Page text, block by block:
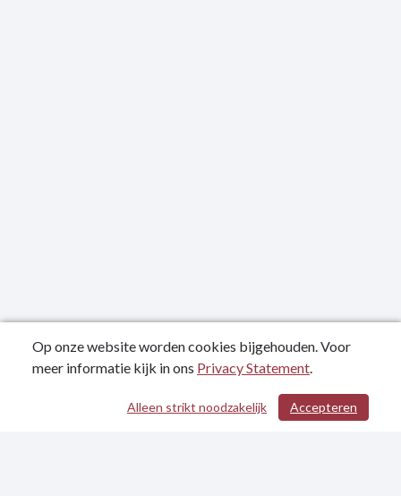
/ 329
Op onze website worden cookies bijgehouden. Voor
meer informatie kijk in ons Privacy Statement.
Accepteren
Alleen strikt noodzakelijk